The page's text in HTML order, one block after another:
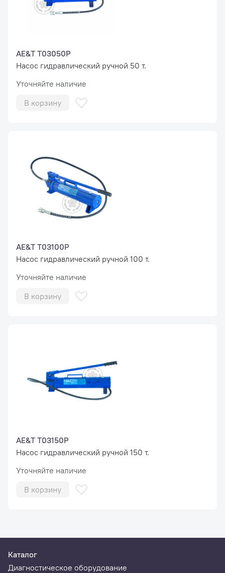
AE&T T03050P
Насос гидравлический ручной 50 т.
Уточняйте наличие
В корзину
AE&T T03100P
Насос гидравлический ручной 100 т.
Уточняйте наличие
В корзину
AE&T T03150P
Насос гидравлический ручной 150 т.
Уточняйте наличие
В корзину
Каталог
Диагностическое оборудование